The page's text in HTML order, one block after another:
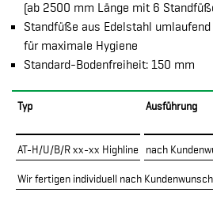
(ab 2500 mm Länge mit 6
Standfüße aus Edelstahl
für maximale Hygiene
Standard-Bodenfreiheit: 150 mm
Typ Ausführung
AT-H/U/B/R xx-xx Highline nach
Wir fertigen individuell nach Kundenwunsch